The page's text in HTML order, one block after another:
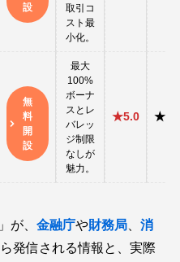
設
取引コ
スト最
小化。
無
料
開
設
最大
100%
ボーナ
スとレ
バレッ
ジ制限
なしが
魅力。
★5.0
」が、 金融庁や財務局、 消
発信される情報と、実際